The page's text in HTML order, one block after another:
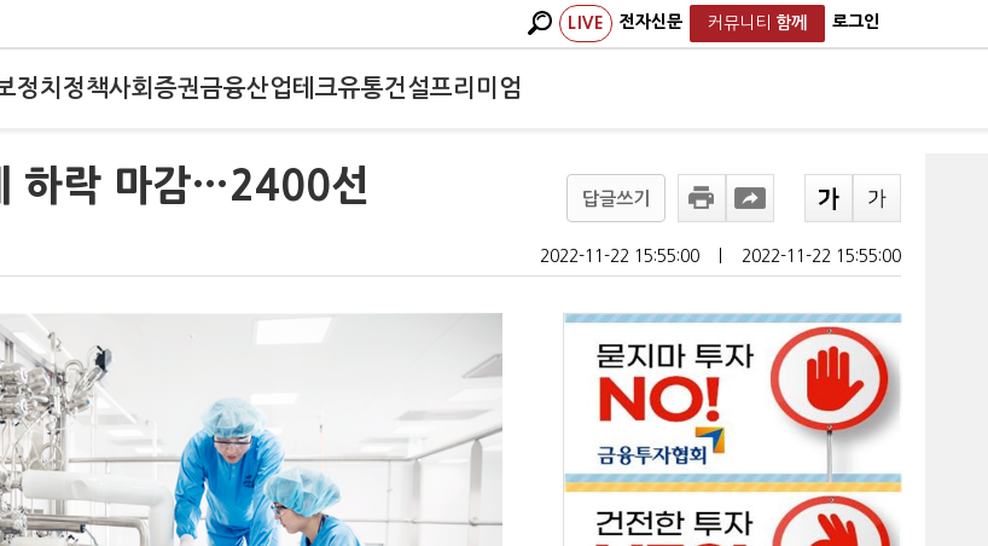
LIVE 전자신문 커뮤니티 함께 로그인
정치 정책사회 증권금융산업테크유통건설프리미엄
하락 마감…2400선 답글쓰기
2022-11-22 15:55:00 2022-11-22 15:55:00